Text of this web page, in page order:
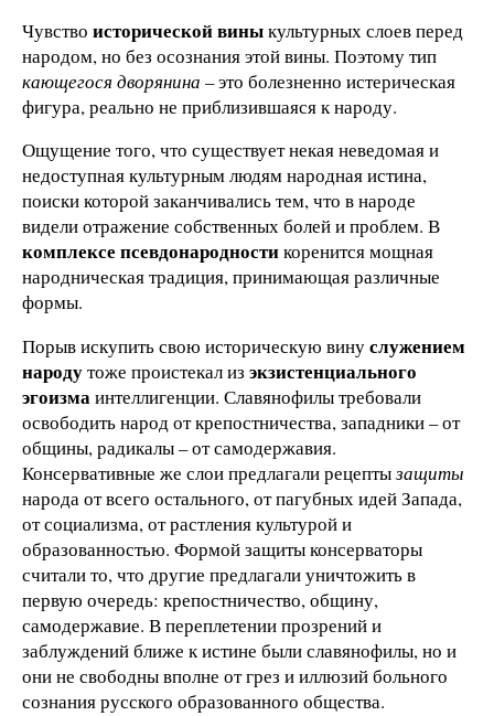
Чувство исторической виныкультурных слоев перед
народом, но без осознания этой вины. Поэтому тип
кающегося дворянина – это болезненно истерическая
фигура, реально не приблизившаяся к народу.
Ощущение того, что существует некая неведомая и
недоступная культурным людям народная истина,
поиски которой заканчивались тем, что в народе
видели отражение собственных болей и проблем. В
комплексе псевдонародностикоренится мощная
народническая традиция, принимающая различные
формы.
Порыв искупить свою историческую винуслужением
народутоже проистекал из экзистенциального
эгоизмаинтеллигенции. Славянофилы требовали
освободить народ от крепостничества, западники – от
общины, радикалы – от самодержавия.
Консервативные же слои предлагали рецептызащиты
народа от всего остального, от пагубных идей Запада,
от социализма, от растления культурой и
образованностью. Формой защиты консерваторы
считали то, что другие предлагали уничтожить в
первую очередь: крепостничество, общину,
самодержавие. В переплетении прозрений и
заблуждений ближе к истине были славянофилы, но и
они не свободны вполне от грез и иллюзий больного
сознания русского образованного общества.